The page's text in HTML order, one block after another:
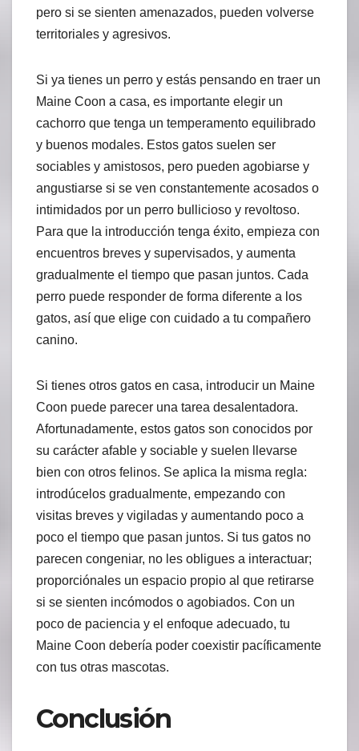
pero si se sienten amenazados, pueden volverse
territoriales y agresivos.
Si ya tienes un perro y estás pensando en traer un
Maine Coon a casa, es importante elegir un
cachorro que tenga un temperamento equilibrado
y buenos modales. Estos gatos suelen ser
sociables y amistosos, pero pueden agobiarse y
angustiarse si se ven constantemente acosados o
intimidados por un perro bullicioso y revoltoso.
Para que la introducción tenga éxito, empieza con
encuentros breves y supervisados, y aumenta
gradualmente el tiempo que pasan juntos. Cada
perro puede responder de forma diferente a los
gatos, así que elige con cuidado a tu compañero
canino.
Si tienes otros gatos en casa, introducir un Maine
Coon puede parecer una tarea desalentadora.
Afortunadamente, estos gatos son conocidos por
su carácter afable y sociable y suelen llevarse
bien con otros felinos. Se aplica la misma regla:
introdúcelos gradualmente, empezando con
visitas breves y vigiladas y aumentando poco a
poco el tiempo que pasan juntos. Si tus gatos no
parecen congeniar, no les obligues a interactuar;
proporciónales un espacio propio al que retirarse
si se sienten incómodos o agobiados. Con un
poco de paciencia y el enfoque adecuado, tu
Maine Coon debería poder coexistir pacíficamente
con tus otras mascotas.
Conclusión